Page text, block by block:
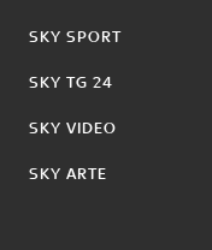
SKY SPORT
SKY TG 24
SKY VIDEO
SKY ARTE